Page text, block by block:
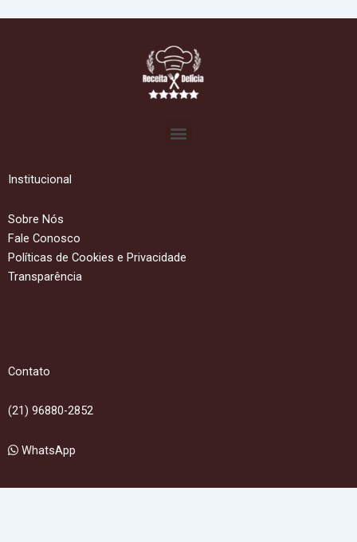
Menu
Institucional
Sobre Nós
Fale Conosco
Políticas de Cookies e Privacidade
Transparência
Contato
(21) 96880-2852
WhatsApp